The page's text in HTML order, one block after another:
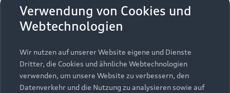
Modelle
Alle Modelle
Modelle vergleichen
Kaufen & leasen
Neuwagensuche
Service & Zubehör
Verwendung von Cookies und
Webtechnologien
Wir nutzen auf unserer Website eigene und Dienste
Dritter, die Cookies und ähnliche Webtechnologien
verwenden, um unsere Website zu verbessern, den
Datenverkehr und die Nutzung zu analysieren sowie auf